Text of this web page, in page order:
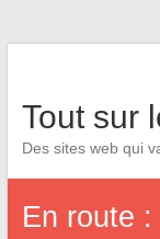
Tout sur
Des sites web qui
En route